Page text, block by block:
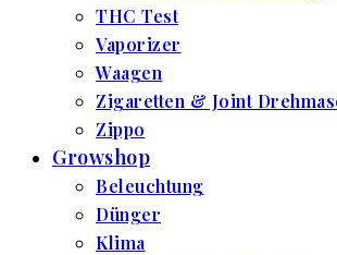
THC Test
Vaporizer
Waagen
Zigaretten & Joint
Zippo
Growshop
Beleuchtung
Dünger
Klima